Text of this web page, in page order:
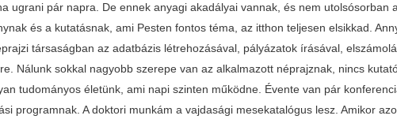
ugrani pár napra. De ennek anyagi akadályai vannak, és nem utolsósorban
és a kutatásnak, ami Pesten fontos téma, az itthon teljesen elsikkad.
társaságban az adatbázis létrehozásával, pályázatok írásával,
Nálunk sokkal nagyobb szerepe van az alkalmazott néprajznak, nincs
tudományos életünk, ami napi szinten működne. Évente van pár
programnak. A doktori munkám a vajdasági mesekatalógus lesz. Amikor